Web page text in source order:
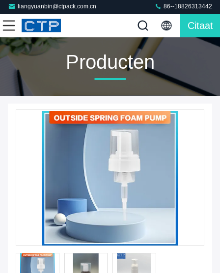
liangyuanbin@ctpack.com.cn 86--18826313442
Citaat
Producten